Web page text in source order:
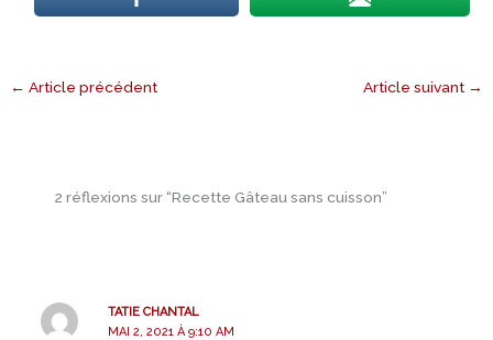
← Article précédent Article suivant →
2 réflexions sur “Recette Gâteau sans cuisson”
TATIE CHANTAL
MAI 2, 2021 À 9:10 AM